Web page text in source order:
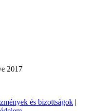
2017
és bizottságok |